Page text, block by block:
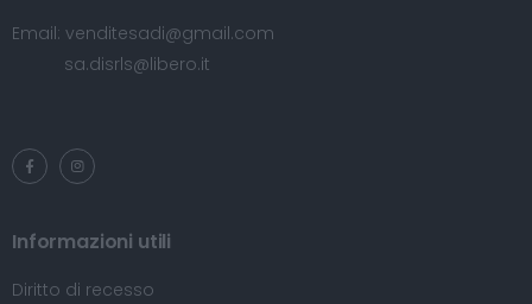
Email: venditesadi@gmail.com
sa.disrls@libero.it
Informazioni utili
Diritto di recesso